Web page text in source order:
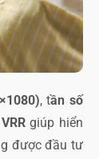
, tần số
giúp hiển
được đầu tư